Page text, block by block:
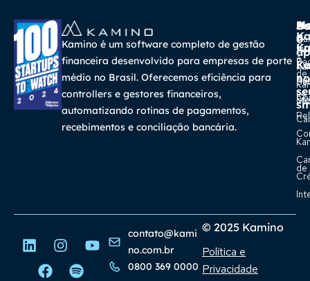
Kamino é um software completo de gestão
financeira desenvolvido para empresas de porte
médio no Brasil. Oferecemos eficiência para
controllers e gestores financeiros,
automatizando rotinas de pagamentos,
recebimentos e conciliação bancária.
A
a
na
a
de
de
o
no
© 2025 Kamino
Política e
Privacidade
contato@kami
no.com.br
0800 369 0000